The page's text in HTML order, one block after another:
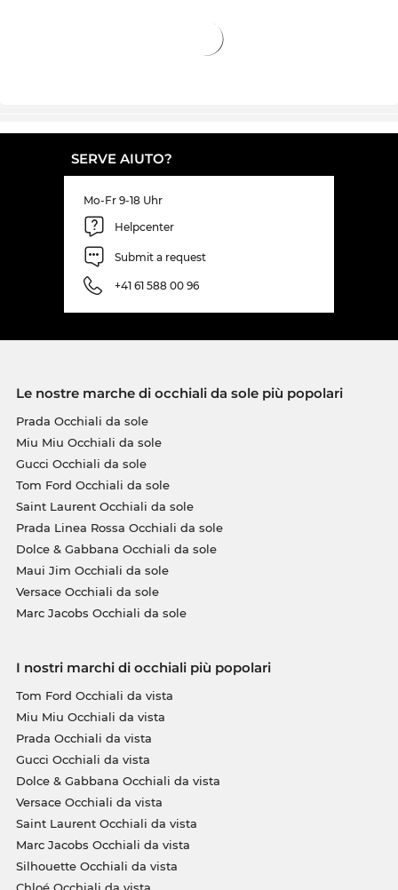
SERVE AIUTO?
Mo-Fr 9-18 Uhr
Helpcenter
Submit a request
+41 61 588 00 96
Le nostre marche di occhiali da sole più popolari
Prada Occhiali da sole
Miu Miu Occhiali da sole
Gucci Occhiali da sole
Tom Ford Occhiali da sole
Saint Laurent Occhiali da sole
Prada Linea Rossa Occhiali da sole
Dolce & Gabbana Occhiali da sole
Maui Jim Occhiali da sole
Versace Occhiali da sole
Marc Jacobs Occhiali da sole
I nostri marchi di occhiali più popolari
Tom Ford Occhiali da vista
Miu Miu Occhiali da vista
Prada Occhiali da vista
Gucci Occhiali da vista
Dolce & Gabbana Occhiali da vista
Versace Occhiali da vista
Saint Laurent Occhiali da vista
Marc Jacobs Occhiali da vista
Silhouette Occhiali da vista